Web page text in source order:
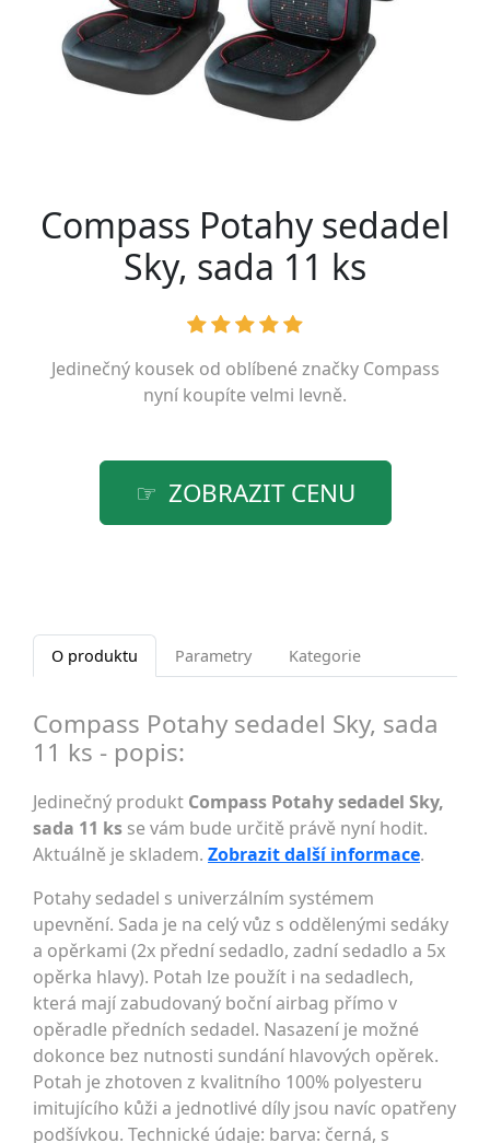
Compass Potahy sedadel
Sky, sada 11 ks
Jedinečný kousek od oblíbené značky Compass
nyní koupíte velmi levně.
ZOBRAZIT CENU
O produktu Parametry Kategorie
Compass Potahy sedadel Sky, sada
11 ks - popis:
Jedinečný produkt Compass Potahy sedadel Sky,
sada 11 ks se vám bude určitě právě nyní hodit.
Aktuálně je skladem. Zobrazit další informace.
Potahy sedadel s univerzálním systémem
upevnění. Sada je na celý vůz s oddělenými sedáky
a opěrkami (2x přední sedadlo, zadní sedadlo a 5x
opěrka hlavy). Potah lze použít i na sedadlech,
která mají zabudovaný boční airbag přímo v
opěradle předních sedadel. Nasazení je možné
dokonce bez nutnosti sundání hlavových opěrek.
Potah je zhotoven z kvalitního 100% polyesteru
imitujícího kůži a jednotlivé díly jsou navíc opatřeny
podšívkou. Technické údaje: barva: černá, s